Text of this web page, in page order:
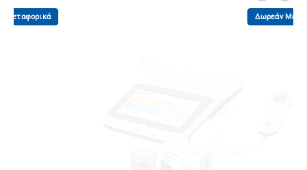
Δωρεάν Μεταφορικά